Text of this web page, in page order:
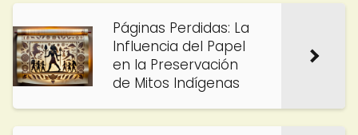
Páginas Perdidas: La
Influencia del Papel
en la Preservación
de Mitos Indígenas